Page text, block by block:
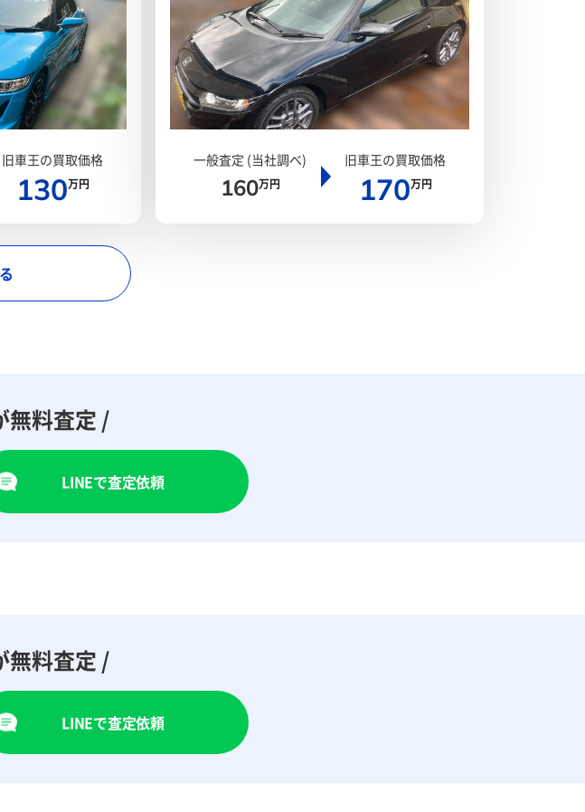
旧車王の買取価格
130万円
一般査定 (当社調べ)
160万円
旧車王の買取価格
170万円
無料査定 /
LINEで査定依頼
無料査定 /
LINEで査定依頼